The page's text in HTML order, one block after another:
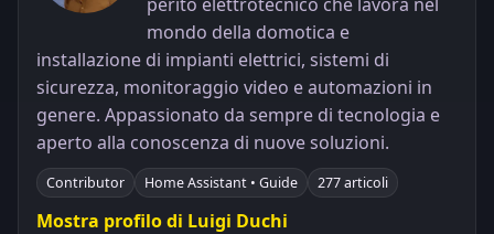
mondo della domotica e
installazione di impianti elettrici, sistemi di
sicurezza, monitoraggio video e automazioni in
genere. Appassionato da sempre di tecnologia e
aperto alla conoscenza di nuove soluzioni.
Contributor Home Assistant • Guide 277 articoli
Mostra profilo di Luigi Duchi